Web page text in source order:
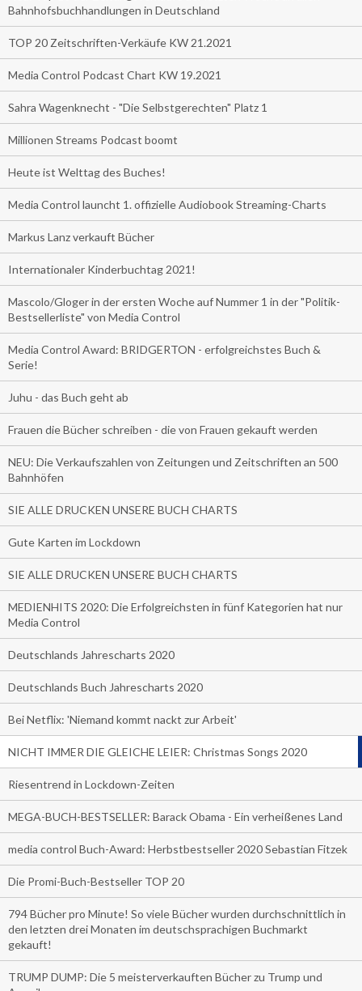
Bahnhofsbuchhandlungen in Deutschland
TOP 20 Zeitschriften-Verkäufe KW 21.2021
Media Control Podcast Chart KW 19.2021
Sahra Wagenknecht - "Die Selbstgerechten" Platz 1
Millionen Streams Podcast boomt
Heute ist Welttag des Buches!
Media Control launcht 1. offizielle Audiobook Streaming-Charts
Markus Lanz verkauft Bücher
Internationaler Kinderbuchtag 2021!
Mascolo/Gloger in der ersten Woche auf Nummer 1 in der "Politik-
Bestsellerliste" von Media Control
Media Control Award: BRIDGERTON - erfolgreichstes Buch &
Serie!
Juhu - das Buch geht ab
Frauen die Bücher schreiben - die von Frauen gekauft werden
NEU: Die Verkaufszahlen von Zeitungen und Zeitschriften an 500
Bahnhöfen
SIE ALLE DRUCKEN UNSERE BUCH CHARTS
Gute Karten im Lockdown
SIE ALLE DRUCKEN UNSERE BUCH CHARTS
MEDIENHITS 2020: Die Erfolgreichsten in fünf Kategorien hat nur
Media Control
Deutschlands Jahrescharts 2020
Deutschlands Buch Jahrescharts 2020
Bei Netflix: 'Niemand kommt nackt zur Arbeit'
NICHT IMMER DIE GLEICHE LEIER: Christmas Songs 2020
Riesentrend in Lockdown-Zeiten
MEGA-BUCH-BESTSELLER: Barack Obama - Ein verheißenes Land
media control Buch-Award: Herbstbestseller 2020 Sebastian Fitzek
Die Promi-Buch-Bestseller TOP 20
794 Bücher pro Minute! So viele Bücher wurden durchschnittlich in
den letzten drei Monaten im deutschsprachigen Buchmarkt
gekauft!
TRUMP DUMP: Die 5 meisterverkauften Bücher zu Trump und